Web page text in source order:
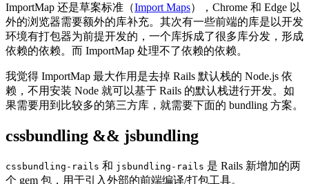
ImportMap 还是草案标准（Import Maps），Chrome 和 Edge 以
外的浏览器需要额外的库补充。其次有一些前端的库是以开发
环境有打包器为前提开发的，一个库拆成了很多库分发，形成
依赖的依赖。而 ImportMap 处理不了依赖的依赖。
我觉得 ImportMap 最大作用是去掉 Rails 默认栈的 Node.js 依
赖，不用安装 Node 就可以基于 Rails 的默认栈进行开发。如
果需要用到比较多的第三方库，就需要下面的 bundling 方案。
cssbundling && jsbundling
cssbundling-rails 和 jsbundling-rails 是 Rails 新增加的两
个 gem 包，用于引入外部的前端编译/打包工具。